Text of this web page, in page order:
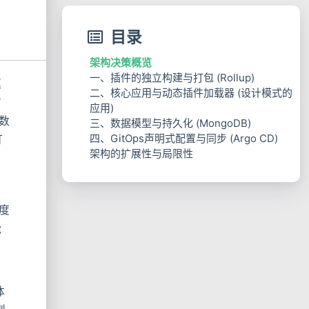
目录
架构决策概览
一、插件的独立构建与打包 (Rollup)
二、核心应用与动态插件加载器 (设计模式的
应用)
三、数据模型与持久化 (MongoDB)
四、GitOps声明式配置与同步 (Argo CD)
架构的扩展性与局限性